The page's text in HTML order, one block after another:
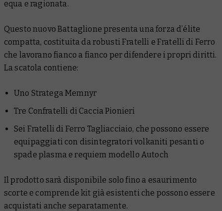
equa e ragionata.
Questo nuovo Battaglione presenta una forza d’élite
compatta, costituita da robusti Fratelli e Fratelli di Ferro
che lavorano fianco a fianco per difendere i propri diritti.
La scatola contiene:
Uno Stratega Memnyr
Tre Confratelli di Caccia Pionieri
Sei Fratelli di Ferro Tagliacciaio, che possono essere
equipaggiati con disintegratori volkaniti pesanti o
spade plasma e requiem modello Autoch
Il prodotto sarà disponibile solo fino a esaurimento
scorte e comprende kit già esistenti che possono essere
acquistati anche separatamente.